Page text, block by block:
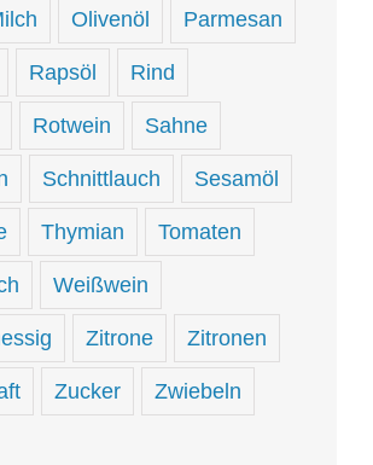
Olivenöl Parmesan
Rapsöl Rind
Rotwein Sahne
Schnittlauch Sesamöl
Thymian Tomaten
Weißwein
Zitrone Zitronen
Zucker Zwiebeln